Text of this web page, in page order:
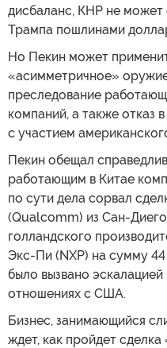
дисбаланс, КНР не может
Трампа пошлинами
Но Пекин может
«асимметричное»
преследование
компаний, а также отказ
с участием
Пекин обещал
работающим в Китае
по сути дела сорвал
(Qualcomm) из Сан-
голландского
Экс-Пи (NXP) на сумму
было вызвано
отношениях с США.
Бизнес, занимающийся
ждет, как пройдет